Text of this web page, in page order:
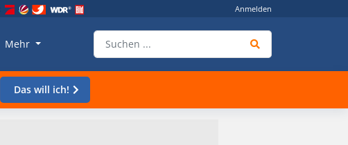
Anmelden
Mehr
Das will ich!